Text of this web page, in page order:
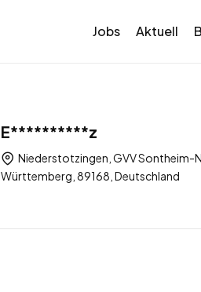
Jobs Aktuell
E**********z
Niederstotzingen, GVV Sontheim-
Württemberg, 89168, Deutschland